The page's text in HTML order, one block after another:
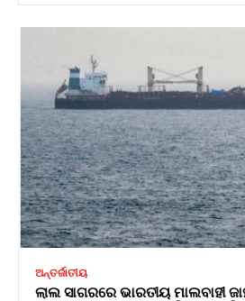
ଅନ୍ତର୍ଜାତୀୟ
ଲାଲ ସାଗରରେ ଭାରତୀୟ ମାଲବାହୀ